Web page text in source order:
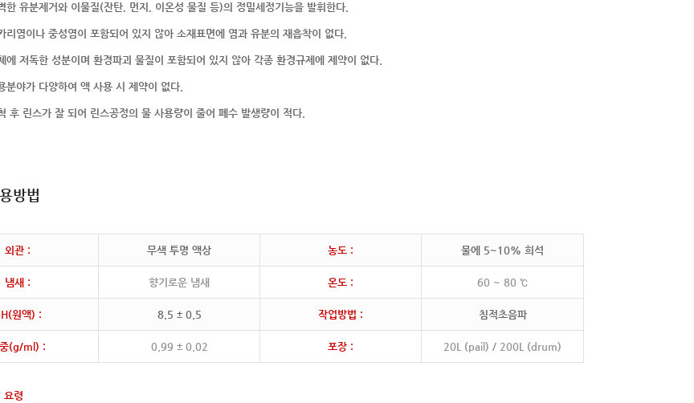
한 유분제거와 이물질(잔탄, 먼지, 이온성 물질 등)의 정밀세정기능을 발휘한다.
리염이나 중성염이 포함되어 있지 않아 소재표면에 염과 유분의 재흡착이 없다.
에 저독한 성분이며 환경파괴 물질이 포함되어 있지 않아 각종 환경규제에 제약이 없다.
분야가 다양하여 액 사용 시 제약이 없다.
후 린스가 잘 되어 린스공정의 물 사용량이 줄어 폐수 발생량이 적다.
방법
외관 : 무색 투명 액상 농도 : 물에 5~10% 희석
냄새 : 향기로운 냄새 온도 : 60 ~ 80 ℃
원액) : 8.5 ± 0.5 작업방법 : 침적초음파
(g/ml) : 0.99 ± 0.02 포장 : 20L (pail) / 200L (drum)
요령